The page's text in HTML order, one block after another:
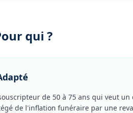
qui ?
de 50 à 75 ans qui veut
de l'inflation funéraire par une